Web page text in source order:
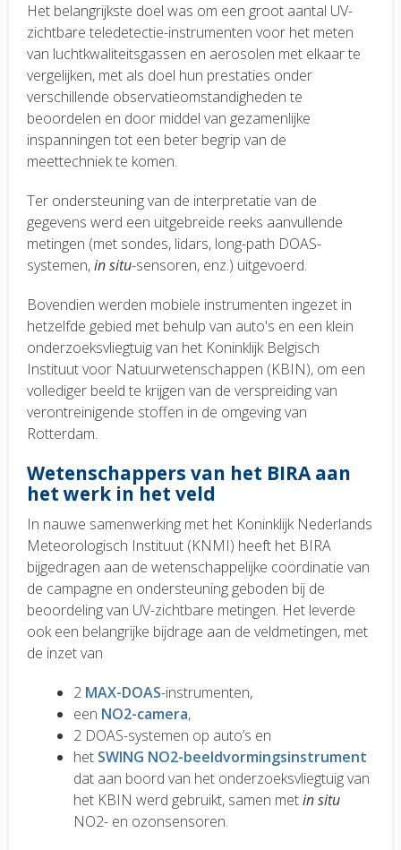
Het belangrijkste doel was om een groot aantal UV-
zichtbare teledetectie-instrumenten voor het meten
van luchtkwaliteitsgassen en aerosolen met elkaar te
vergelijken, met als doel hun prestaties onder
verschillende observatieomstandigheden te
beoordelen en door middel van gezamenlijke
inspanningen tot een beter begrip van de
meettechniek te komen.
Ter ondersteuning van de interpretatie van de
gegevens werd een uitgebreide reeks aanvullende
metingen (met sondes, lidars, long-path DOAS-
systemen,in situ-sensoren, enz.) uitgevoerd.
Bovendien werden mobiele instrumenten ingezet in
hetzelfde gebied met behulp van auto's en een klein
onderzoeksvliegtuig van het Koninklijk Belgisch
Instituut voor Natuurwetenschappen (KBIN), om een
vollediger beeld te krijgen van de verspreiding van
verontreinigende stoffen in de omgeving van
Rotterdam.
Wetenschappers van het BIRA aan
het werk in het veld
In nauwe samenwerking met het Koninklijk Nederlands
Meteorologisch Instituut (KNMI) heeft het BIRA
bijgedragen aan de wetenschappelijke coördinatie van
de campagne en ondersteuning geboden bij de
beoordeling van UV-zichtbare metingen. Het leverde
ook een belangrijke bijdrage aan de veldmetingen, met
de inzet van
2 MAX-DOAS-instrumenten,
een NO2-camera,
2 DOAS-systemen op auto’s en
het SWING NO2-beeldvormingsinstrument
dat aan boord van het onderzoeksvliegtuig van
het KBIN werd gebruikt, samen metin situ
NO2- en ozonsensoren.